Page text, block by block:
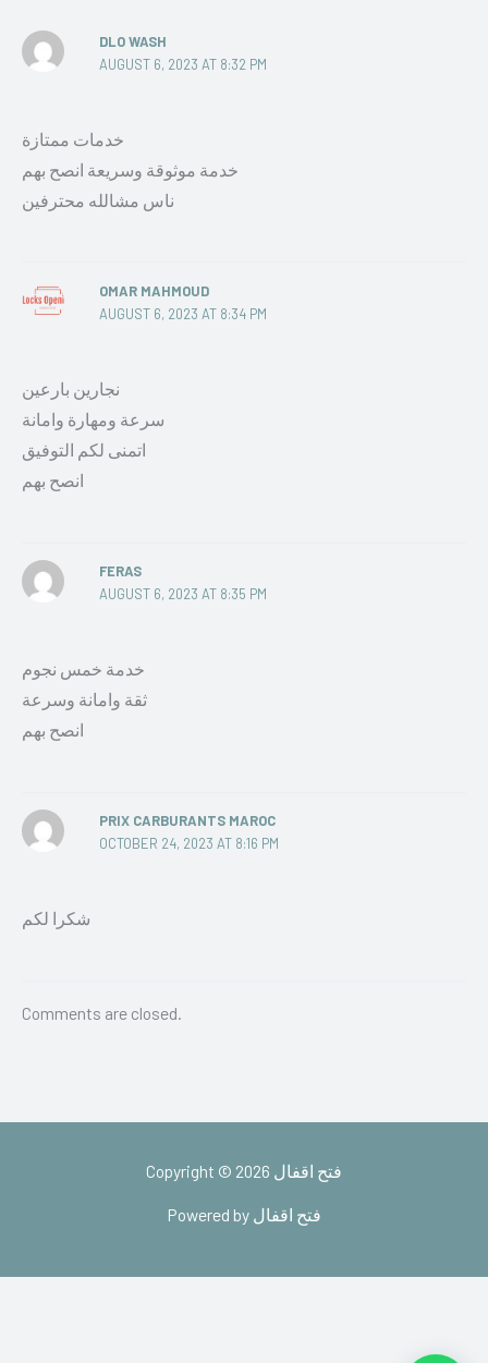
DLO WASH
AUGUST 6, 2023 AT 8:32 PM
خدمات ممتازة
خدمة موثوقة وسريعة انصح بهم
ناس مشالله محترفين
OMAR MAHMOUD
AUGUST 6, 2023 AT 8:34 PM
نجارين بارعين
سرعة ومهارة وامانة
اتمنى لكم التوفيق
انصح بهم
FERAS
AUGUST 6, 2023 AT 8:35 PM
خدمة خمس نجوم
ثقة وامانة وسرعة
انصح بهم
PRIX CARBURANTS MAROC
OCTOBER 24, 2023 AT 8:16 PM
شكرا لكم
Comments are closed.
Copyright © 2026 فتح اقفال
Powered by فتح اقفال